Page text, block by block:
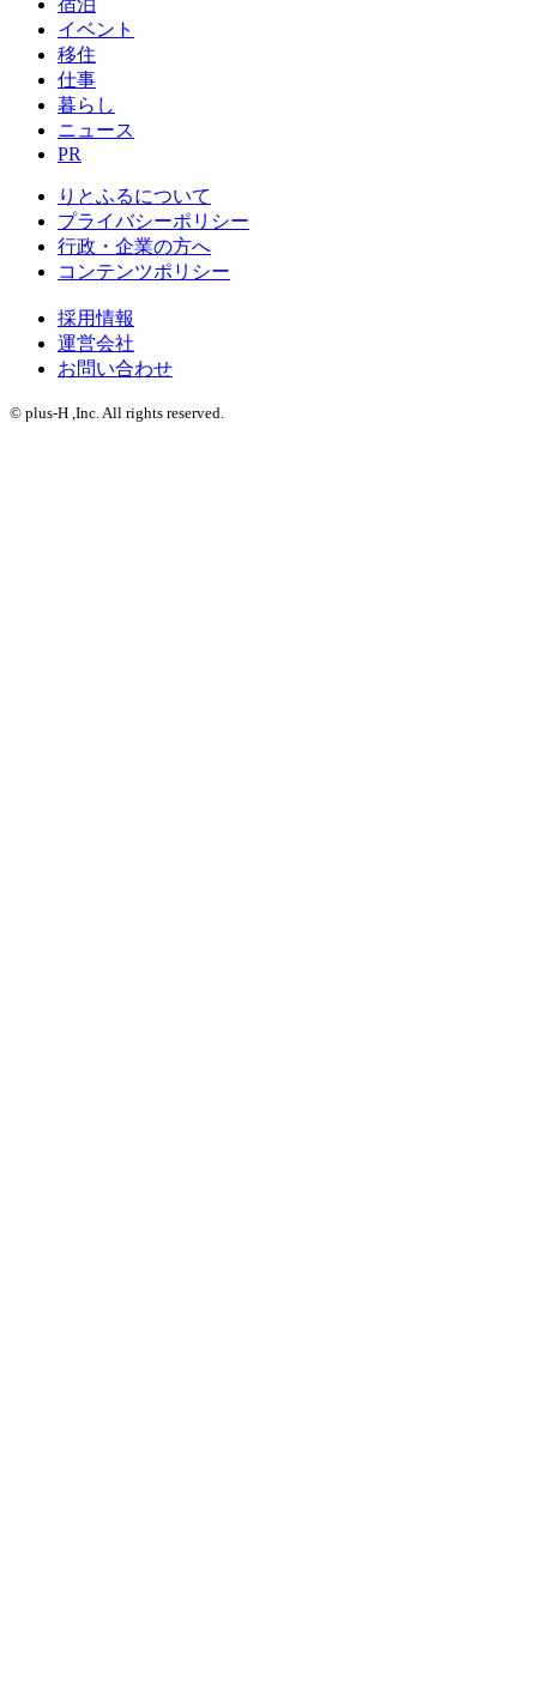
イベント
移住
仕事
暮らし
ニュース
PR
りとふるについて
プライバシーポリシー
行政・企業の方へ
コンテンツポリシー
採用情報
運営会社
お問い合わせ
© plus-H ,Inc. All rights reserved.